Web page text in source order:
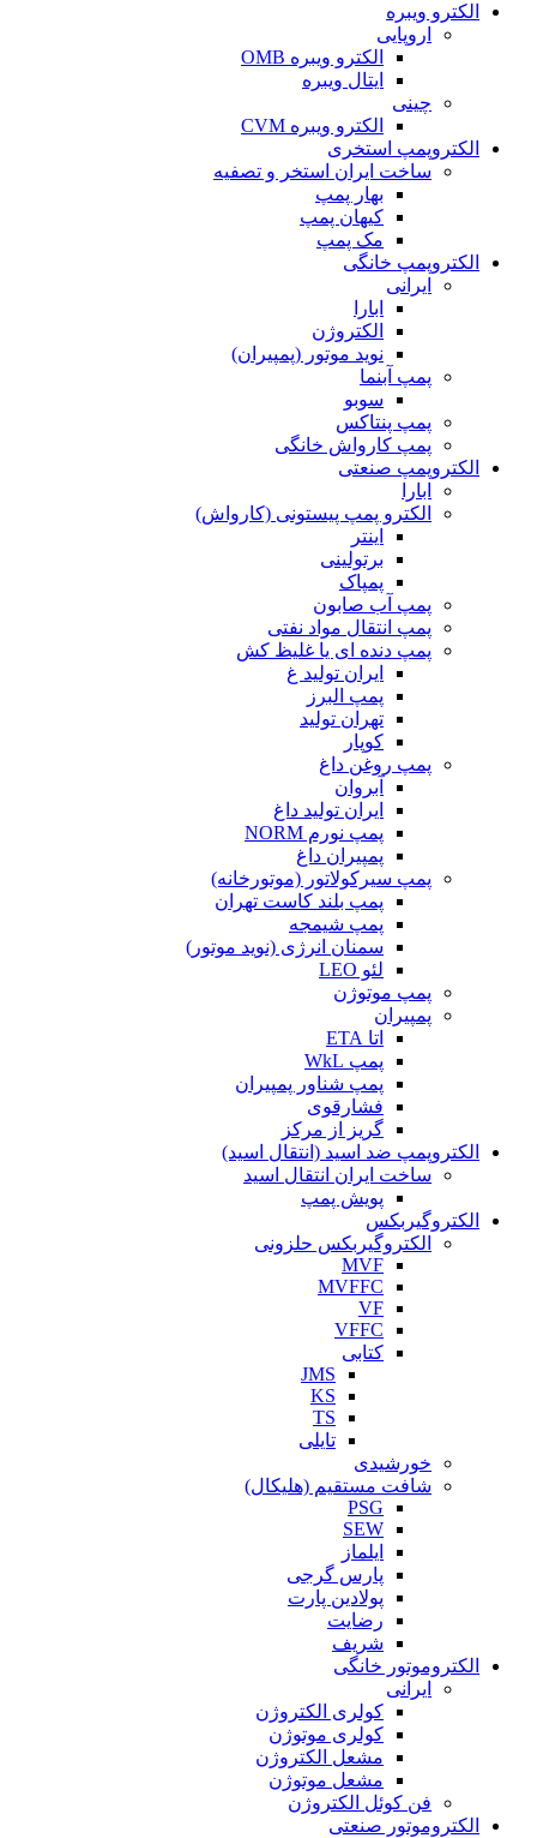
الکترو ویبره
اروپایی
الکترو ویبره OMB
ایتال ویبره
چینی
الکترو ویبره CVM
الکتروپمپ استخری
ساخت ایران استخر و تصفیه
بهار پمپ
کیهان پمپ
مک پمپ
الکتروپمپ خانگی
ایرانی
ابارا
الکتروژن
نوید موتور (پمپیران)
پمپ آبنما
سوبو
پمپ پنتاکس
پمپ کارواش خانگی
الکتروپمپ صنعتی
ابارا
الکترو پمپ پیستونی (کارواش)
اینتر
برتولینی
پمپاک
پمپ آب صابون
پمپ انتقال مواد نفتی
پمپ دنده ای یا غلیظ کش
ایران تولید غ
پمپ البرز
تهران تولید
کوپار
پمپ روغن داغ
آبروان
ایران تولید داغ
پمپ نورم NORM
پمپیران داغ
پمپ سیرکولاتور (موتورخانه)
پمپ بلند کاست تهران
پمپ شیمجه
سمنان انرژی (نوید موتور)
لئو LEO
پمپ موتوژن
پمپیران
اتا ETA
پمپ WkL
پمپ شناور پمپیران
فشارقوی
گریز از مرکز
الکتروپمپ ضد اسید (انتقال اسید)
ساخت ایران انتقال اسید
پویش پمپ
الکتروگیربکس
الکتروگیربکس حلزونی
MVF
MVFFC
VF
VFFC
کتابی
JMS
KS
TS
تایلی
خورشیدی
شافت مستقیم (هلیکال)
PSG
SEW
ایلماز
پارس گرجی
پولادین پارت
رضایت
شریف
الکتروموتور خانگی
ایرانی
کولری الکتروژن
کولری موتوژن
مشعل الکتروژن
مشعل موتوژن
فن کوئل الکتروژن
الکتروموتور صنعتی